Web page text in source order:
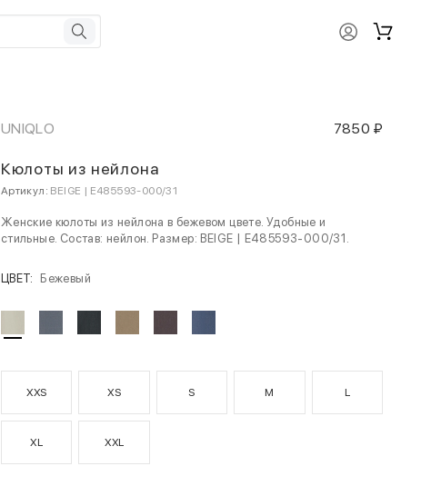
UNIQLO 7850 ₽
Кюлоты из нейлона
Артикул: BEIGE | E485593-000/31
Женские кюлоты из нейлона в бежевом цвете. Удобные и
стильные. Состав: нейлон. Размер: BEIGE | E485593-000/31.
ЦВЕТ: Бежевый
XXS XS S M L
XL XXL